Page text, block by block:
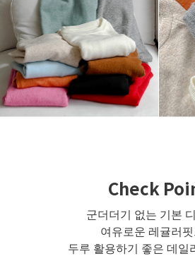
Check
군더더기 없는 기본
여유로운 레귤러
두루 활용하기 좋은 데일